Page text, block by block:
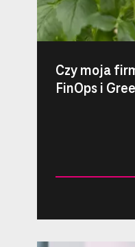
Czy moja
FinOps i